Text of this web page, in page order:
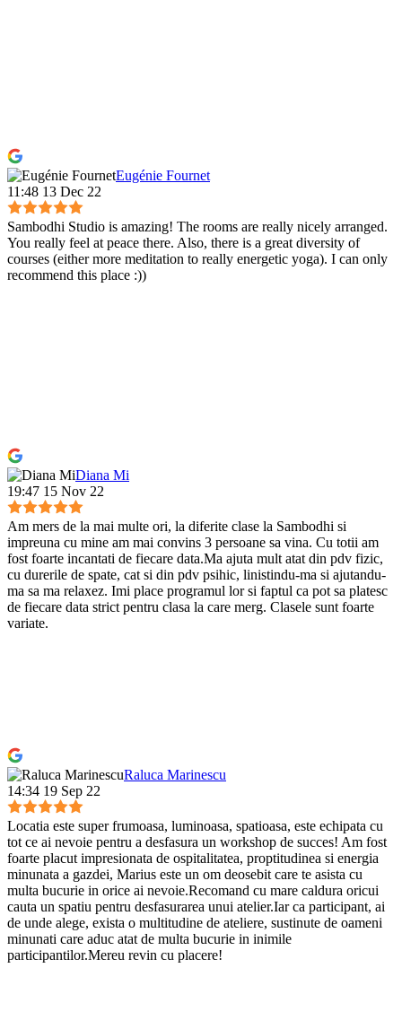
Eugénie Fournet
11:48 13 Dec 22
Sambodhi Studio is amazing! The rooms are really nicely arranged.
You really feel at peace there. Also, there is a great diversity of
courses (either more meditation to really energetic yoga). I can only
recommend this place :))
Diana Mi
19:47 15 Nov 22
Am mers de la mai multe ori, la diferite clase la Sambodhi si
impreuna cu mine am mai convins 3 persoane sa vina. Cu totii am
fost foarte incantati de fiecare data.Ma ajuta mult atat din pdv fizic,
cu durerile de spate, cat si din pdv psihic, linistindu-ma si ajutandu-
ma sa ma relaxez. Imi place programul lor si faptul ca pot sa platesc
de fiecare data strict pentru clasa la care merg. Clasele sunt foarte
variate.
Raluca Marinescu
14:34 19 Sep 22
Locatia este super frumoasa, luminoasa, spatioasa, este echipata cu
tot ce ai nevoie pentru a desfasura un workshop de succes! Am fost
foarte placut impresionata de ospitalitatea, proptitudinea si energia
minunata a gazdei, Marius este un om deosebit care te asista cu
multa bucurie in orice ai nevoie.Recomand cu mare caldura oricui
cauta un spatiu pentru desfasurarea unui atelier.Iar ca participant, ai
de unde alege, exista o multitudine de ateliere, sustinute de oameni
minunati care aduc atat de multa bucurie in inimile
participantilor.Mereu revin cu placere!